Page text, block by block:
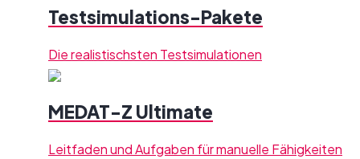
Testsimulations-Pakete
Die realistischsten Testsimulationen
MEDAT-Z Ultimate
Leitfaden und Aufgaben für manuelle Fähigkeiten